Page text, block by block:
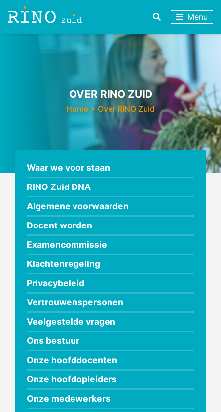
Menu
OVER RINO ZUID
Home > Over RINO Zuid
Waar we voor staan
RINO Zuid DNA
Algemene voorwaarden
Docent worden
Examencommissie
Klachtenregeling
Privacybeleid
Vertrouwenspersonen
Veelgestelde vragen
Ons bestuur
Onze hoofddocenten
Onze hoofdopleiders
Onze medewerkers